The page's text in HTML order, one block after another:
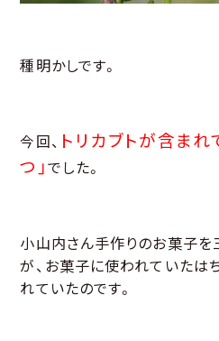
種明かしです。
今回、 トリカブトが含まれ
つ」でした。
小山内さん手作りのお菓子を
が、お菓子に使われていたは
れていたのです。